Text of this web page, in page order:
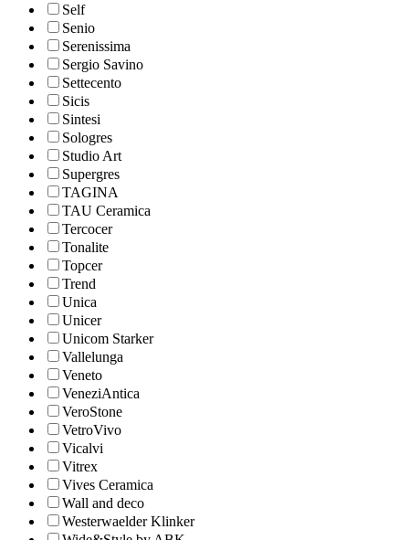
Self
Senio
Serenissima
Sergio Savino
Settecento
Sicis
Sintesi
Sologres
Studio Art
Supergres
TAGINA
TAU Ceramica
Tercocer
Tonalite
Topcer
Trend
Unica
Unicer
Unicom Starker
Vallelunga
Veneto
VeneziAntica
VeroStone
VetroVivo
Vicalvi
Vitrex
Vives Ceramica
Wall and deco
Westerwaelder Klinker